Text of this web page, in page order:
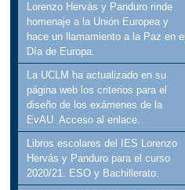
Lorenzo Hervás y Panduro rinde
homenaje a la Unión Europea y
hace un llamamiento a la Paz en el
Día de Europa.
La UCLM ha actualizado en su
página web los criterios para el
diseño de los exámenes de la
EvAU. Acceso al enlace.
Libros escolares del IES Lorenzo
Hervás y Panduro para el curso
2020/21. ESO y Bachillerato.